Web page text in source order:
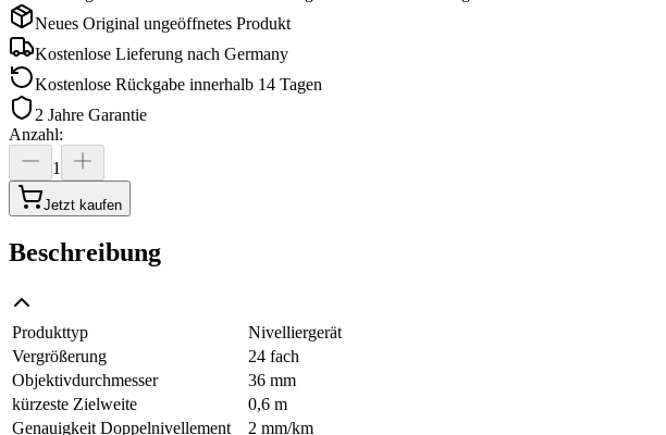
Neues Original ungeöffnetes Produkt
Kostenlose Lieferung nach Germany
Kostenlose Rückgabe innerhalb 14 Tagen
2 Jahre Garantie
Anzahl:
1
Jetzt kaufen
Beschreibung
Produkttyp
Nivelliergerät
Vergrößerung
24 fach
Objektivdurchmesser
36 mm
kürzeste Zielweite
0,6 m
Genauigkeit Doppelnivellement
2 mm/km